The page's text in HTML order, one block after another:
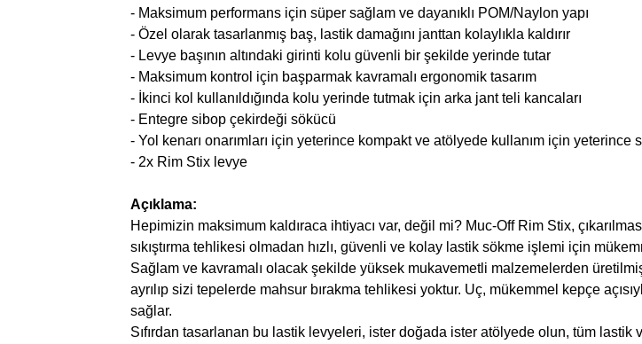
- Maksimum performans için süper sağlam ve dayanıklı POM/Naylon yapı
- Özel olarak tasarlanmış baş, lastik damağını janttan kolaylıkla kaldırır
- Levye başının altındaki girinti kolu güvenli bir şekilde yerinde tutar
- Maksimum kontrol için başparmak kavramalı ergonomik tasarım
- İkinci kol kullanıldığında kolu yerinde tutmak için arka jant teli kancaları
- Entegre sibop çekirdeği sökücü
- Yol kenarı onarımları için yeterince kompakt ve atölyede kullanım için yeterince
- 2x Rim Stix levye
Açıklama:
Hepimizin maksimum kaldıraca ihtiyacı var, değil mi? Muc-Off Rim Stix,
sıkıştırma tehlikesi olmadan hızlı, güvenli ve kolay lastik sökme işlemi için
Sağlam ve kavramalı olacak şekilde yüksek mukavemetli malzemelerden
ayrılıp sizi tepelerde mahsur bırakma tehlikesi yoktur. Uç, mükemmel kepçe
sağlar.
Sıfırdan tasarlanan bu lastik levyeleri, ister doğada ister atölyede olun, tüm lastik